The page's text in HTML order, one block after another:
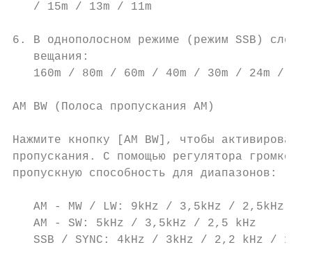
   / 15m / 13m / 11m
6. В однополосном режиме (режим SSB)
   вещания:
160m / 80m / 60m / 40m / 30m / 24m /
AM BW (Полоса пропускания АМ)
Нажмите кнопку [AM BW], чтобы активировать
пропускания. С помощью регулятора
пропускную способность для диапазонов:
   AM - MW / LW: 9kHz / 3,5kHz / 2,5kHz
   AM - SW: 5kHz / 3,5kHz / 2,5 kHz
SSB / SYNC: 4kHz / 3kHz / 2,2 kHz /